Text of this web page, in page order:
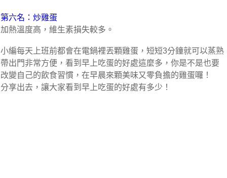
第六名：炒雞蛋
加熱溫度高，維生素損失較多。
小編每天上班前都會在電鍋裡丟顆雞蛋，短短3分鐘就可以蒸熟
帶出門非常方便，看到早上吃蛋的好處這麼多，你是不是也要
改變自己的飲食習慣，在早晨來顆美味又零負擔的雞蛋囉！
分享出去，讓大家看到早上吃蛋的好處有多少！